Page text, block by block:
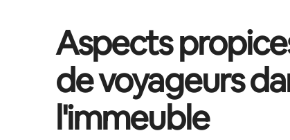
Aspects
de voyageurs
l'immeuble